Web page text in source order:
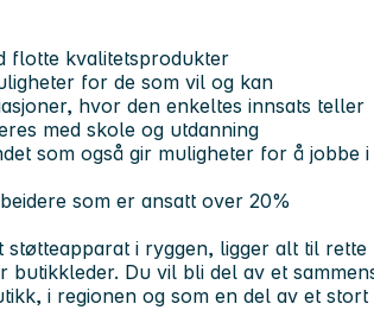
flotte kvalitetsprodukter
for de som vil og kan
hvor den enkeltes innsats teller
med skole og utdanning
som også gir muligheter for å jobbe i
som er ansatt over 20%
støtteapparat i ryggen, ligger alt til
Du vil bli del av et
i regionen og som en del av et